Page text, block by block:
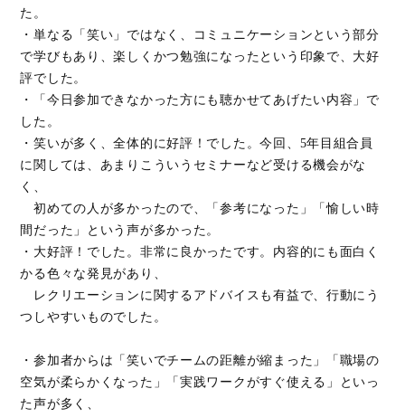
た。
・単なる「笑い」ではなく、コミュニケーションという部分
で学びもあり、楽しくかつ勉強になったという印象で、大好
評でした。
・「今日参加できなかった方にも聴かせてあげたい内容」で
した。
・笑いが多く、全体的に好評！でした。今回、5年目組合員
に関しては、あまりこういうセミナーなど受ける機会がな
く、
初めての人が多かったので、「参考になった」「愉しい時
間だった」という声が多かった。
・大好評！でした。非常に良かったです。内容的にも面白く
かる色々な発見があり、
レクリエーションに関するアドバイスも有益で、行動にう
つしやすいものでした。
・参加者からは「笑いでチームの距離が縮まった」「職場の
空気が柔らかくなった」「実践ワークがすぐ使える」といっ
た声が多く、